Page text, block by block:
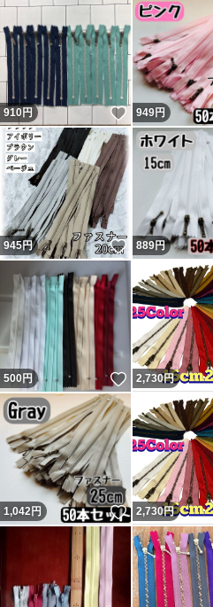
910円 いいね！
949円
945円 いいね！
889円
500円 いいね！
2,730円
1,042円 いいね！
2,730円